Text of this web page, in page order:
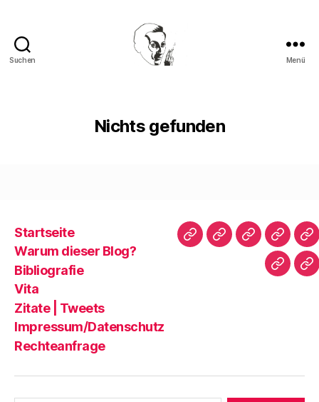
Suchen Menü
Nichts gefunden
Startseite
Warum dieser Blog?
Bibliografie
Vita
Zitate | Tweets
Impressum/Datenschutz
Rechteanfrage
Startseite
WarumBibliografie
Vita
|